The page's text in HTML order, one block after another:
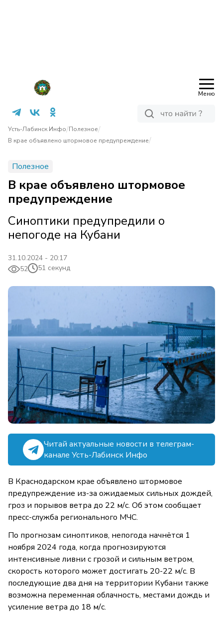
Меню
Усть-Лабинск Инфо/Полезное/
В крае объявлено штормовое предупреждение/
Полезное
В крае объявлено штормовое
предупреждение
Синоптики предупредили о
непогоде на Кубани
31.10.2024 - 20:17
52
51 секунд
Читай актуальные новости в телеграм-
канале Усть-Лабинск Инфо
В Краснодарском крае объявлено штормовое
предупреждение из-за ожидаемых сильных дождей,
гроз и порывов ветра до 22 м/с. Об этом сообщает
пресс-служба регионального МЧС.
По прогнозам синоптиков, непогода начнётся 1
ноября 2024 года, когда прогнозируются
интенсивные ливни с грозой и сильным ветром,
скорость которого может достигать 20-22 м/с. В
последующие два дня на территории Кубани также
возможна переменная облачность, местами дождь и
усиление ветра до 18 м/с.